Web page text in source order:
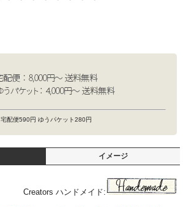
宅配便590円 ゆうパケット280円
イメージ
Creators ハンドメイド: